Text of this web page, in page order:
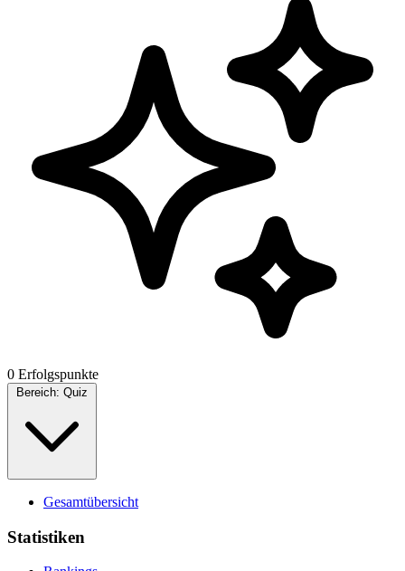
0 Erfolgspunkte
Bereich: Quiz
Gesamtübersicht
Statistiken